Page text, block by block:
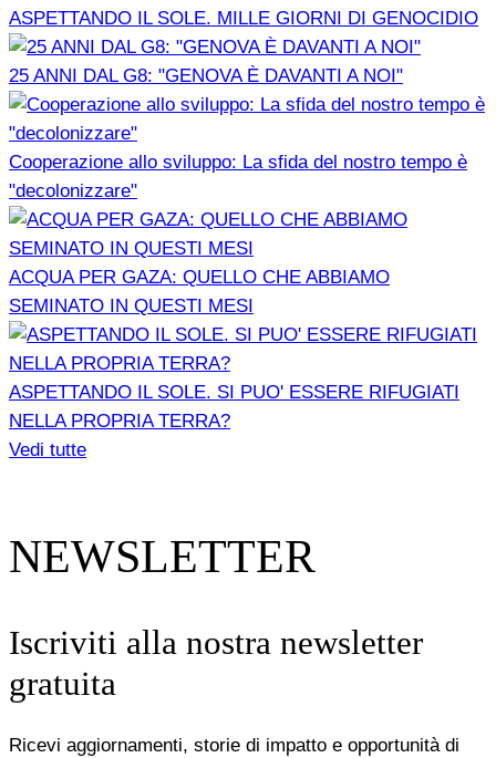
ASPETTANDO IL SOLE. MILLE GIORNI DI GENOCIDIO
25 ANNI DAL G8: "GENOVA È DAVANTI A NOI"
Cooperazione allo sviluppo: La sfida del nostro tempo è
"decolonizzare"
ACQUA PER GAZA: QUELLO CHE ABBIAMO
SEMINATO IN QUESTI MESI
ASPETTANDO IL SOLE. SI PUO' ESSERE RIFUGIATI
NELLA PROPRIA TERRA?
Vedi tutte
NEWSLETTER
Iscriviti alla nostra newsletter
gratuita
Ricevi aggiornamenti, storie di impatto e opportunità di